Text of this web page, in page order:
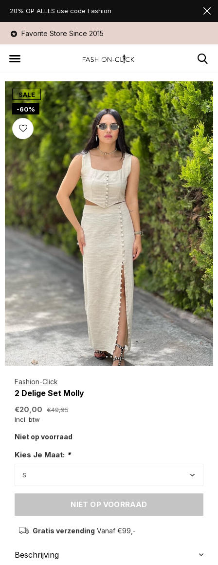
Snelle verzending
20% OP ALLES use code Fashion
SALE
-60%
Fashion-Click
2 Delige Set Molly
€20,00
€49,95
Incl. btw
Niet op voorraad
Kies Je Maat: *
NIET OP VOORRAAD
Gratis verzending Vanaf €99,-
Beschrijving